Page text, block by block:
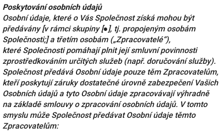
Poskytování osobních údajů
Osobní údaje, které o Vás Společnost získá mohou být
předávány [v rámci skupiny [●], tj. propojeným osobám
Společnosti;] a třetím osobám („Zpracovatelé“),
které Společnosti pomáhají plnit její smluvní povinnosti
zprostředkováním určitých služeb (např. doručování služby).
Společnost předává Osobní údaje pouze těm Zpracovatelům,
kteří poskytují záruky dostatečné úrovně zabezpečení Vašich
Osobních údajů a tyto Osobní údaje zpracovávají výhradně
na základě smlouvy o zpracování osobních údajů. V tomto
smyslu může Společnost předávat Osobní údaje těmto
Zpracovatelům: